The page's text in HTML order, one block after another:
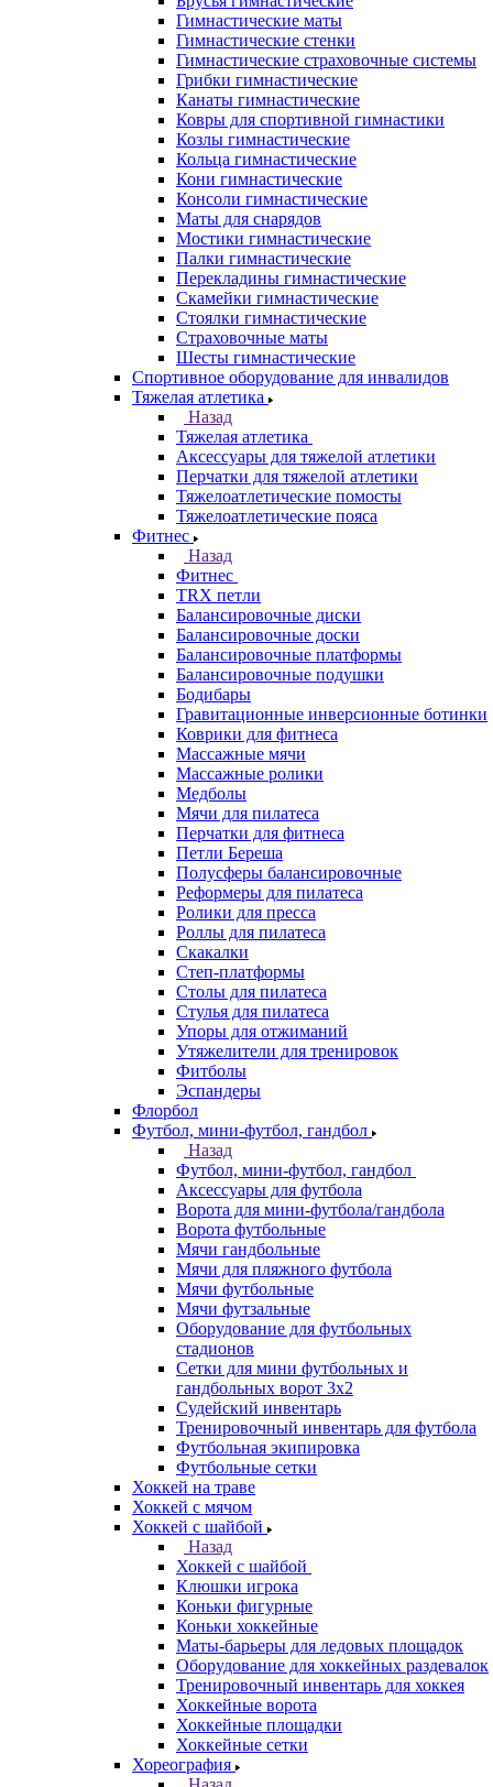
Гимнастические маты
Гимнастические стенки
Гимнастические страховочные системы
Грибки гимнастические
Канаты гимнастические
Ковры для спортивной гимнастики
Козлы гимнастические
Кольца гимнастические
Кони гимнастические
Консоли гимнастические
Маты для снарядов
Мостики гимнастические
Палки гимнастические
Перекладины гимнастические
Скамейки гимнастические
Стоялки гимнастические
Страховочные маты
Шесты гимнастические
Спортивное оборудование для инвалидов
Тяжелая атлетика
Назад
Тяжелая атлетика
Аксессуары для тяжелой атлетики
Перчатки для тяжелой атлетики
Тяжелоатлетические помосты
Тяжелоатлетические пояса
Фитнес
Назад
Фитнес
TRX петли
Балансировочные диски
Балансировочные доски
Балансировочные платформы
Балансировочные подушки
Бодибары
Гравитационные инверсионные ботинки
Коврики для фитнеса
Массажные мячи
Массажные ролики
Медболы
Мячи для пилатеса
Перчатки для фитнеса
Петли Береша
Полусферы балансировочные
Реформеры для пилатеса
Ролики для пресса
Роллы для пилатеса
Скакалки
Степ-платформы
Столы для пилатеса
Стулья для пилатеса
Упоры для отжиманий
Утяжелители для тренировок
Фитболы
Эспандеры
Флорбол
Футбол, мини-футбол, гандбол
Назад
Футбол, мини-футбол, гандбол
Аксессуары для футбола
Ворота для мини-футбола/гандбола
Ворота футбольные
Мячи гандбольные
Мячи для пляжного футбола
Мячи футбольные
Мячи футзальные
Оборудование для футбольных
стадионов
Сетки для мини футбольных и
гандбольных ворот 3х2
Судейский инвентарь
Тренировочный инвентарь для футбола
Футбольная экипировка
Футбольные сетки
Хоккей на траве
Хоккей с мячом
Хоккей с шайбой
Назад
Хоккей с шайбой
Клюшки игрока
Коньки фигурные
Коньки хоккейные
Маты-барьеры для ледовых площадок
Оборудование для хоккейных раздевалок
Тренировочный инвентарь для хоккея
Хоккейные ворота
Хоккейные площадки
Хоккейные сетки
Хореография